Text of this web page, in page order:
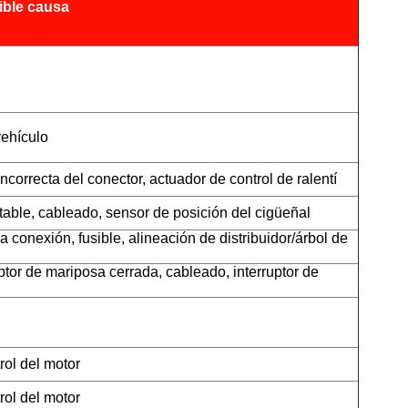
causa
del conector, actuador de control de ralentí
cableado, sensor de posición del cigüeñal
conexión, fusible, alineación de distribuidor/árbol de
de mariposa cerrada, cableado, interruptor de
del motor
del motor